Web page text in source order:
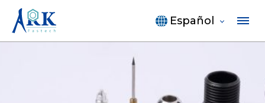
Español